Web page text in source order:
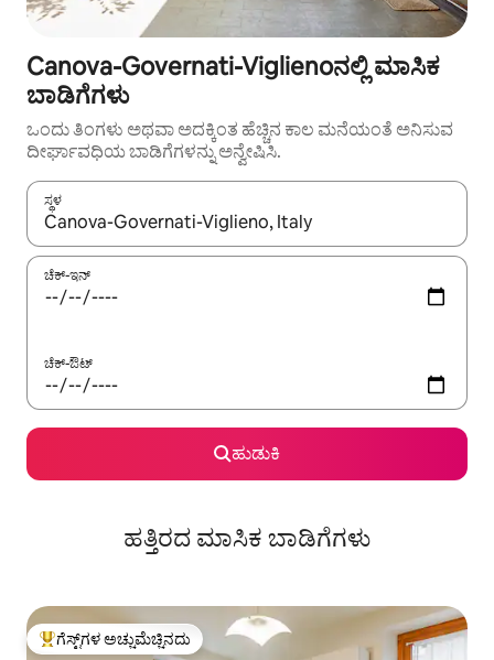
Canova-Governati-Viglienoನಲ್ಲಿ ಮಾಸಿಕ
ಬಾಡಿಗೆಗಳು
ಒಂದು ತಿಂಗಳು ಅಥವಾ ಅದಕ್ಕಿಂತ ಹೆಚ್ಚಿನ ಕಾಲ ಮನೆಯಂತೆ ಅನಿಸುವ
ದೀರ್ಘಾವಧಿಯ ಬಾಡಿಗೆಗಳನ್ನು ಅನ್ವೇಷಿಸಿ.
ಸ್ಥಳ
ಫಲಿತಾಂಶಗಳು ಲಭ್ಯವಿರುವಾಗ, ಅಪ್ ಮತ್ತು ಡೌನ್ ಬಾಣದ ಕೀಲಿಗಳೊಂದಿಗೆ
ಚೆಕ್-ಇನ್
ಚೆಕ್-ಔಟ್
ಹುಡುಕಿ
ಹತ್ತಿರದ ಮಾಸಿಕ ಬಾಡಿಗೆಗಳು
ಗೆಸ್ಟ್‌ಗಳಿಗೆ ಅತಿ ಹೆಚ್ಚು ಅಚ್ಚುಮೆಚ್ಚಿನದು
ಗೆಸ್ಟ್‌ಗಳ ಅಚ್ಚುಮೆಚ್ಚಿನದು